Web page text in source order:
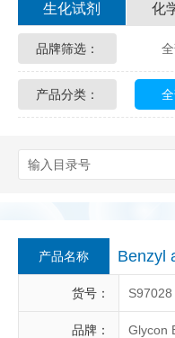
生化试剂 化
品牌筛选：
产品分类：
产品名称 Benzyl
货号： S97028
品牌： Glycon